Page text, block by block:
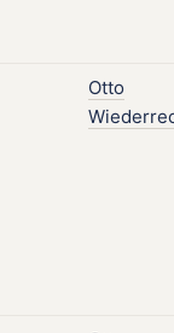
Otto